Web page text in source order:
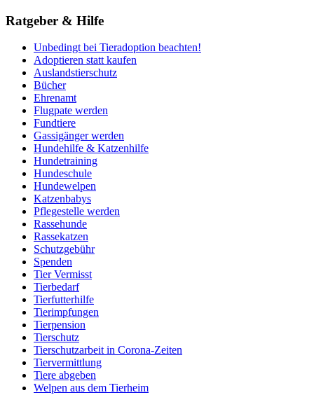
Ratgeber & Hilfe
Unbedingt bei Tieradoption beachten!
Adoptieren statt kaufen
Auslandstierschutz
Bücher
Ehrenamt
Flugpate werden
Fundtiere
Gassigänger werden
Hundehilfe & Katzenhilfe
Hundetraining
Hundeschule
Hundewelpen
Katzenbabys
Pflegestelle werden
Rassehunde
Rassekatzen
Schutzgebühr
Spenden
Tier Vermisst
Tierbedarf
Tierfutterhilfe
Tierimpfungen
Tierpension
Tierschutz
Tierschutzarbeit in Corona-Zeiten
Tiervermittlung
Tiere abgeben
Welpen aus dem Tierheim